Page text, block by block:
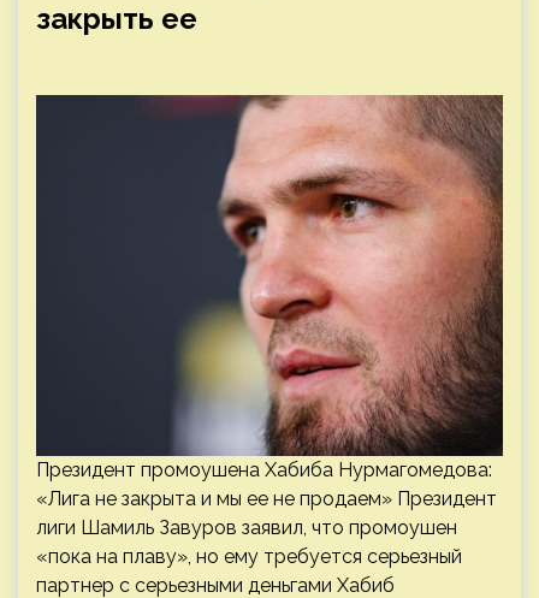
закрыть ее
Президент промоушена Хабиба Нурмагомедова:
«Лига не закрыта и мы ее не продаем» Президент
лиги Шамиль Завуров заявил, что промоушен
«пока на плаву», но ему требуется серьезный
партнер с серьезными деньгами Хабиб